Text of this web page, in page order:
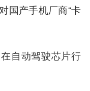
国产手机厂商“卡
自动驾驶芯片行